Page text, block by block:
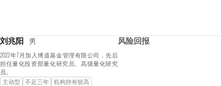
刘兆阳 男
2022年7月加入博道基金管理有限公司，先后
担任量化投资部量化研究员、高级量化研究
员。
主动型
不足三年
机构持有较高
风险回报